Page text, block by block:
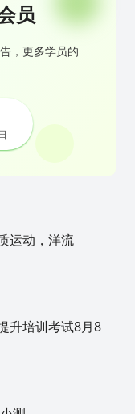
员
，更多学员的
运动，洋流
升培训考试8月8